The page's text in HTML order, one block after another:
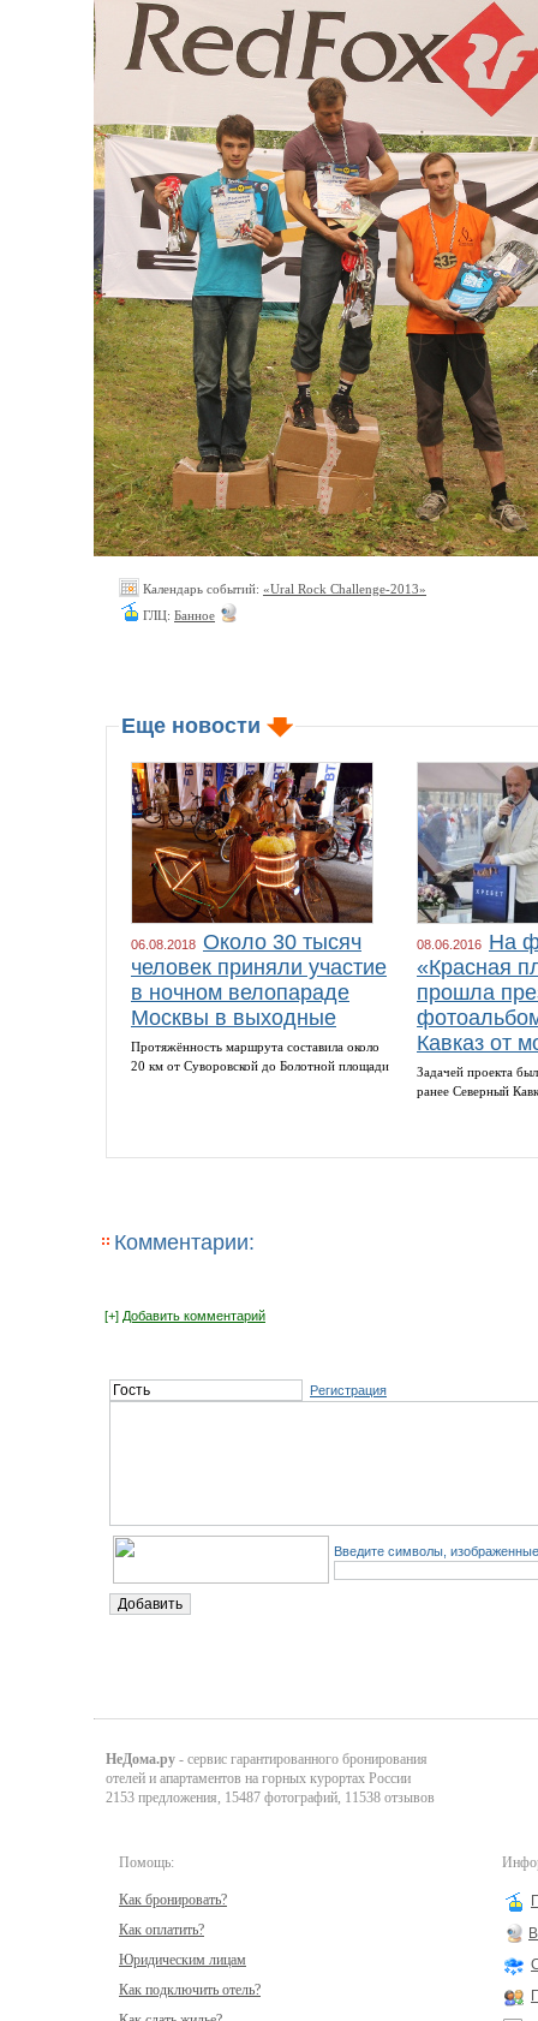
Календарь событий: «Ural Rock Challenge-2013»
ГЛЦ: Банное
Еще новости
06.08.2018 Около 30 тысяч
человек приняли участие
в ночном велопараде
Москвы в выходные
Протяжённость маршрута составила около
20 км от Суворовской до Болотной площади
08.06.2016 На
«Красная
прошла
Кавказ от
Задачей проекта
ранее Северный
Комментарии:
[+] Добавить комментарий
Регистрация
Введите символы,
НеДома.ру - сервис гарантированного бронирования
отелей и апартаментов на горных курортах России
2153 предложения, 15487 фотографий, 11538 отзывов
Помощь:
Как бронировать?
Как оплатить?
Юридическим лицам
Как подключить отель?